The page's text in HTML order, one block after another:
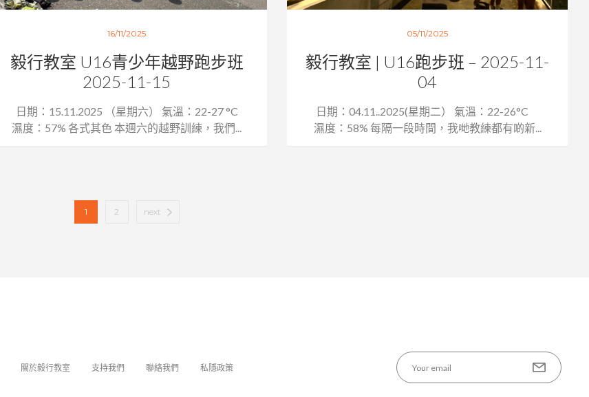
16/11/2025
毅行教室 U16青少年越野跑步班
2025-11-15
日期：15.11.2025 （星期六） 氣溫：22-27 °C
濕度：57% 各式其色 本週六的越野訓練，我們...
05/11/2025
毅行教室 | U16跑步班 – 2025-11-
04
日期：04.11..2025(星期二） 氣溫：22-26°C
濕度：58% 每隔一段時間，我哋教練都有啲新...
1 2 next
關於毅行教室 支持我們 聯絡我們 私隱政策